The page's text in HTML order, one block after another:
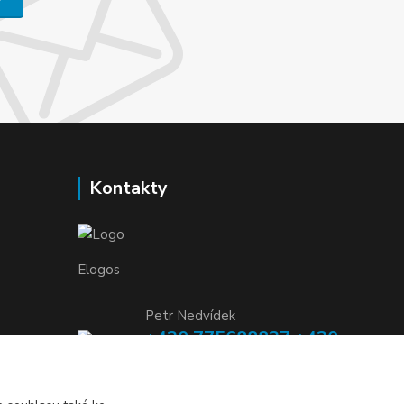
Kontakty
Elogos
Petr Nedvídek
+420 775688827 +420